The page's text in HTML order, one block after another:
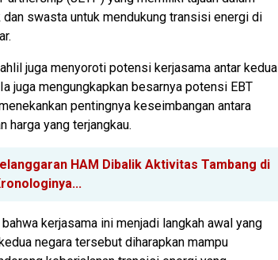
swasta untuk mendukung transisi energi di
juga menyoroti potensi kerjasama antar kedua
juga mengungkapkan besarnya potensi EBT
pentingnya keseimbangan antara
harga yang terjangkau.
HAM Dibalik Aktivitas Tambang di
kerjasama ini menjadi langkah awal yang
negara tersebut diharapkan mampu